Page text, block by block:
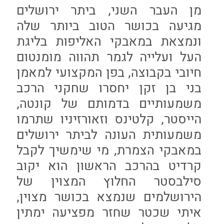
מן העבר השני, ביתר ירושלים
מגיעה בכושר הטוב ביותר שלה
ונמצאת במאבקי האליפות בליגת
העל ועלייה לגמר תהווה מומנטום
חיובי בקבוצה, בפן המקצועי למאמן
בני בן זקן יחסרו שחקני הרכב
משמעותיים בדמותם של קונטה,
הייסטר, קלטינס וזאורזיניו שתרמו
משמעותית העונה לביתר ירושלים
במאבקי הצמרת, מי שימשיך לקבל
קרדיט בהרכב הראשון הוא יקוב
סילבסטר החלוץ המצוין של
הירושלמים שנמצא בכושר מצוין,
איתי שכטר שחזר מפציעה ימתין